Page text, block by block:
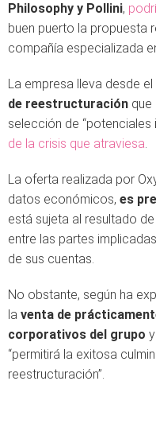
Philosophy y Pollini,
buen puerto la propuesta
compañía especializada
La empresa lleva desde
de reestructuración que
selección de “potenciales
de la crisis que atraviesa.
La oferta realizada por
datos económicos, es
está sujeta al resultado
entre las partes
de sus cuentas.
No obstante, según ha
la venta de
corporativos del grupo
“permitirá la exitosa
reestructuración”.